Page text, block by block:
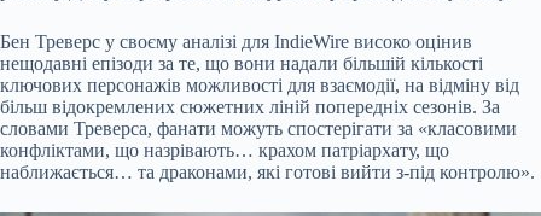
Бен Треверс у своєму аналізі для IndieWire високо оцінив
нещодавні епізоди за те, що вони надали більшій кількості
ключових персонажів можливості для взаємодії, на відміну від
більш відокремлених сюжетних ліній попередніх сезонів. За
словами Треверса, фанати можуть спостерігати за «класовими
конфліктами, що назрівають… крахом патріархату, що
наближається… та драконами, які готові вийти з-під контролю».